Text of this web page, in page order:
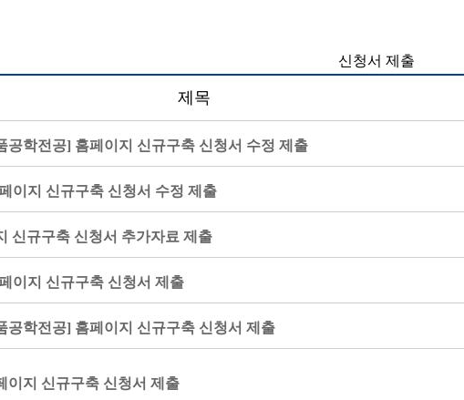
신청서 제출
제목
공학전공] 홈페이지 신규구축 신청서 수정 제출
이지 신규구축 신청서 수정 제출
신규구축 신청서 추가자료 제출
이지 신규구축 신청서 제출
공학전공] 홈페이지 신규구축 신청서 제출
이지 신규구축 신청서 제출